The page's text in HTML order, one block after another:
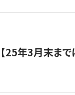
【25年3月末ま